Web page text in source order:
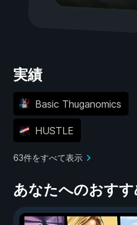
実績
Basic Thuganomics
HUSTLE
63件をすべて表示
あなたへのおすす